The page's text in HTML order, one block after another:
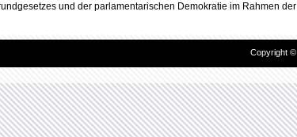
und der parlamentarischen Demokratie im Rahmen
Copyright ©